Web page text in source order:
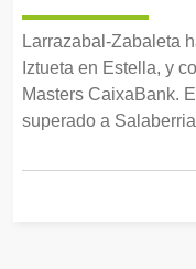
Larrazabal-Zabaleta
Iztueta en Estella, y
Masters CaixaBank.
superado a